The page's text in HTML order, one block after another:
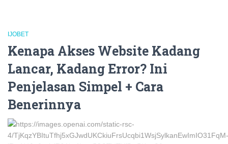
IJOBET
Kenapa Akses Website Kadang
Lancar, Kadang Error? Ini
Penjelasan Simpel + Cara
Benerinnya